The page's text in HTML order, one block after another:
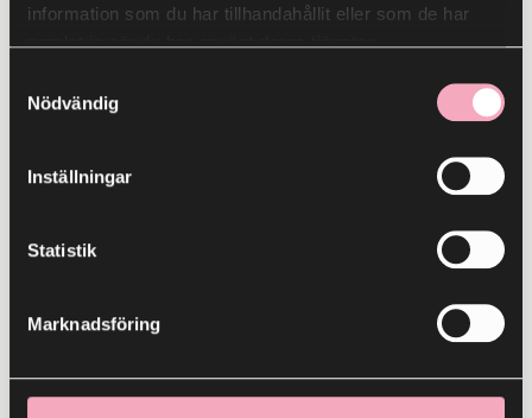
information som du har tillhandahållit eller som de har
samlat in när du har använt deras tjänster.
Nödvändig
Inställningar
Statistik
Marknadsföring
Beyond Retro
28 maj- 31 maj
Innerstan